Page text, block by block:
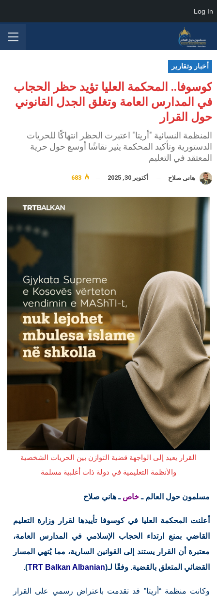
أخبار وتقارير
كوسوفا.. المحكمة العليا تؤيد حظر الحجاب
في المدارس العامة وتغلق الجدل القانوني
حول القرار
المنظمة النسائية "أريتا" اعتبرت الحظر انتهاكًا للحريات
الدستورية وتأكيد المحكمة يثير نقاشًا أوسع حول حرية
المعتقد في التعليم
هانى صلاح أكتوبر 30, 2025
القرار يعيد إلى الواجهة قضية التوازن بين الحريات الشخصية
والأنظمة التعليمية في دولة ذات أغلبية مسلمة
مسلمون حول العالم ـخاص ـ هاني صلاح
أعلنت المحكمة العليا في كوسوفا تأييدها لقرار وزارة التعليم
القاضي بمنع ارتداء الحجاب الإسلامي في المدارس العامة،
معتبرة أن القرار يستند إلى القوانين السارية، مما يُنهي المسار
القضائي المتعلق بالقضية. وفقًا لـ(TRT Balkan Albanian
).
وكانت منظمة “أريتا” قد تقدمت باعتراض رسمي على القرار
Log In